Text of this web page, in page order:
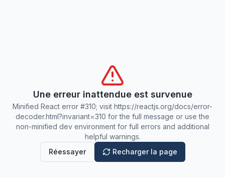
Une erreur inattendue est survenue
Minified React error #310; visit https://reactjs.org/docs/error-
decoder.html?invariant=310 for the full message or use the
non-minified dev environment for full errors and additional
helpful warnings.
Réessayer
Recharger la page